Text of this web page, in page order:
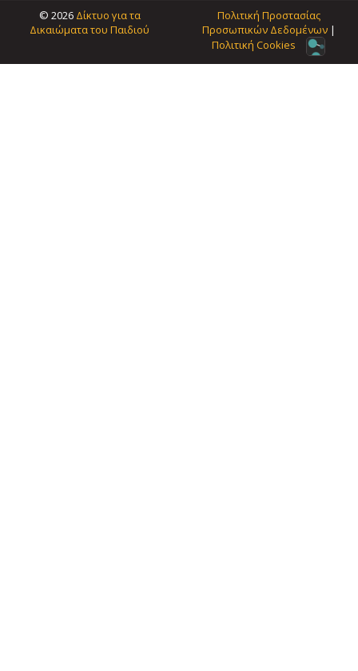
© 2026 Δίκτυο για τα
Δικαιώματα του Παιδιού
Πολιτική Προστασίας
Προσωπικών Δεδοµένων|
Πολιτική Cookies